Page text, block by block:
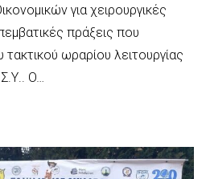
για χειρουργικές
πράξεις που
ωραρίου λειτουργίας
O…